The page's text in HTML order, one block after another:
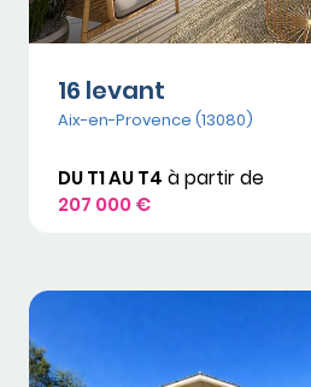
16 levant
Aix-en-Provence (13080)
DU T1 AU T4 à partir de
207 000 €